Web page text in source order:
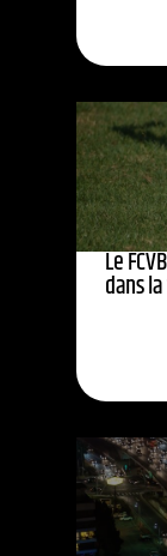
Le
dans